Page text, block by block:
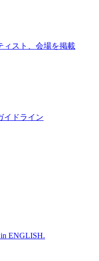
ィスト、会場を掲載
イドライン
in ENGLISH.